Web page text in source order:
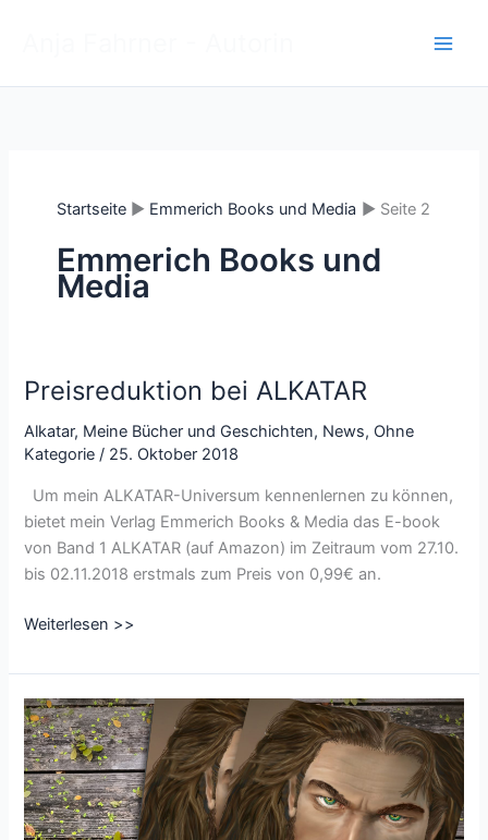
Startseite Emmerich Books und Media Seite 2
Emmerich Books und
Media
Preisreduktion bei ALKATAR
Alkatar, Meine Bücher und Geschichten, News, Ohne
Kategorie / 25. Oktober 2018
Um mein ALKATAR-Universum kennenlernen zu können,
bietet mein Verlag Emmerich Books & Media das E-book
von Band 1 ALKATAR (auf Amazon) im Zeitraum vom 27.10.
bis 02.11.2018 erstmals zum Preis von 0,99€ an.
Preisreduktion
ALKATAR
Weiterlesen >>